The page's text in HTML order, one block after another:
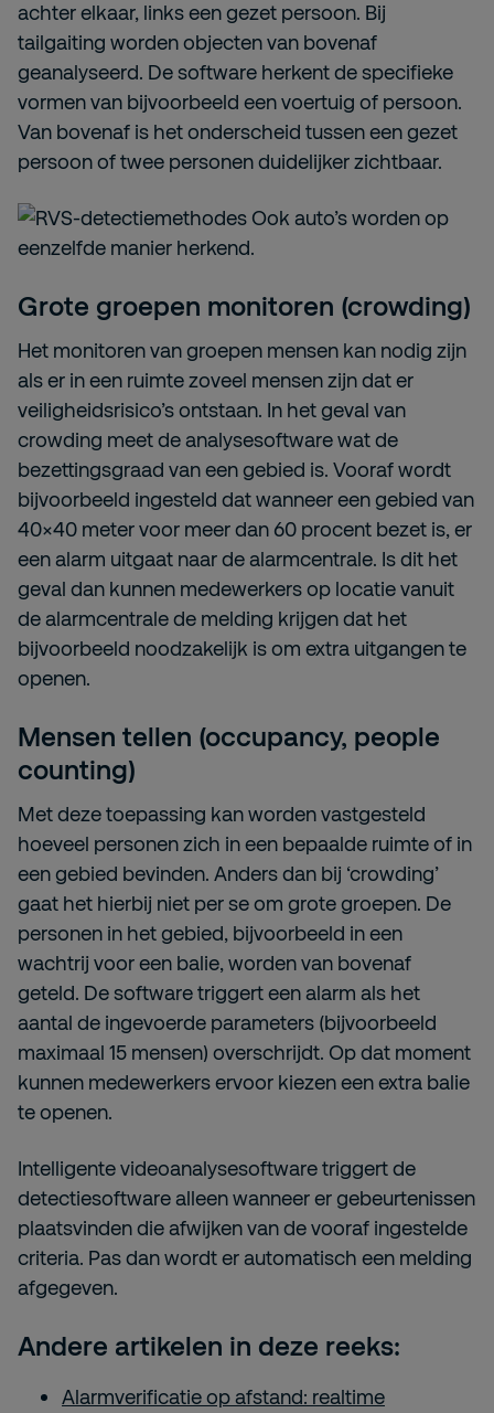
achter elkaar, links een gezet persoon. Bij
tailgaiting worden objecten van bovenaf
geanalyseerd. De software herkent de specifieke
vormen van bijvoorbeeld een voertuig of persoon.
Van bovenaf is het onderscheid tussen een gezet
persoon of twee personen duidelijker zichtbaar.
Ook auto’s worden op
eenzelfde manier herkend.
Grote groepen monitoren (crowding)
Het monitoren van groepen mensen kan nodig zijn
als er in een ruimte zoveel mensen zijn dat er
veiligheidsrisico’s ontstaan. In het geval van
crowding meet de analysesoftware wat de
bezettingsgraad van een gebied is. Vooraf wordt
bijvoorbeeld ingesteld dat wanneer een gebied van
40×40 meter voor meer dan 60 procent bezet is, er
een alarm uitgaat naar de alarmcentrale. Is dit het
geval dan kunnen medewerkers op locatie vanuit
de alarmcentrale de melding krijgen dat het
bijvoorbeeld noodzakelijk is om extra uitgangen te
openen.
Mensen tellen (occupancy, people
counting)
Met deze toepassing kan worden vastgesteld
hoeveel personen zich in een bepaalde ruimte of in
een gebied bevinden. Anders dan bij ‘crowding’
gaat het hierbij niet per se om grote groepen. De
personen in het gebied, bijvoorbeeld in een
wachtrij voor een balie, worden van bovenaf
geteld. De software triggert een alarm als het
aantal de ingevoerde parameters (bijvoorbeeld
maximaal 15 mensen) overschrijdt. Op dat moment
kunnen medewerkers ervoor kiezen een extra balie
te openen.
Intelligente videoanalysesoftware triggert de
detectiesoftware alleen wanneer er gebeurtenissen
plaatsvinden die afwijken van de vooraf ingestelde
criteria. Pas dan wordt er automatisch een melding
afgegeven.
Andere artikelen in deze reeks:
Alarmverificatie op afstand: realtime